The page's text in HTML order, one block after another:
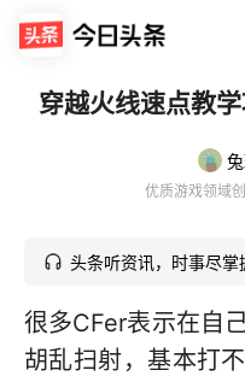
穿越火线速点教
优质游戏领域
头条听资讯，时事尽掌
很多CFer表示在自
胡乱扫射，基本打